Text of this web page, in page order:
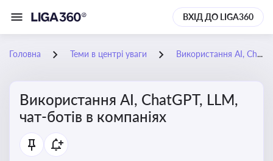
ВХІД ДО LIGA360
Головна Теми в центрі уваги Використання AI, ChatGPT, LLM, чат-ботів в компаніях
Використання AI, ChatGPT, LLM,
чат-ботів в компаніях